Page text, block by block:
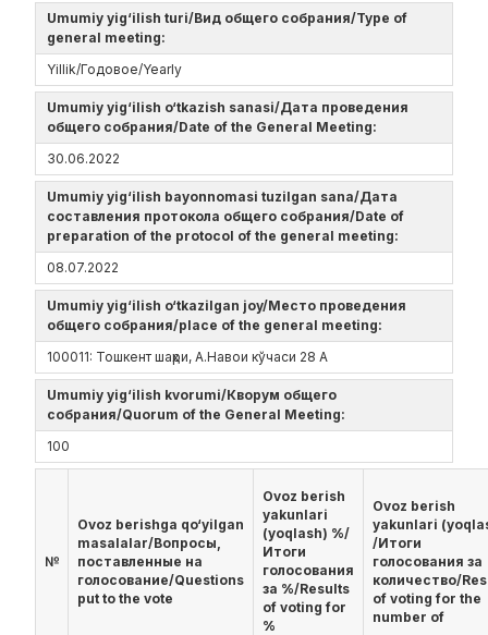
Umumiy yig‘ilish turi/Вид общего собрания/Type of
general meeting:
Yillik/Годовое/Yearly
Umumiy yig‘ilish o‘tkazish sanasi/Дата проведения
общего собрания/Date of the General Meeting:
30.06.2022
Umumiy yig‘ilish bayonnomasi tuzilgan sana/Дата
составления протокола общего собрания/Date of
preparation of the protocol of the general meeting:
08.07.2022
Umumiy yig‘ilish o‘tkazilgan joy/Место проведения
общего собрания/place of the general meeting:
100011: Тошкент шаҳри, А.Навои кўчаси 28 А
Umumiy yig‘ilish kvorumi/Кворум общего
собрания/Quorum of the General Meeting:
100
№
Ovoz berishga qo‘yilgan
masalalar/Вопросы,
поставленные на
голосование/Questions
put to the vote
Ovoz berish
yakunlari
(yoqlash) %/
Итоги
голосования
за %/Results
of voting for
%
Ovoz berish
yakunlari
/Итоги
голосования за
количество/
of voting for the
number of